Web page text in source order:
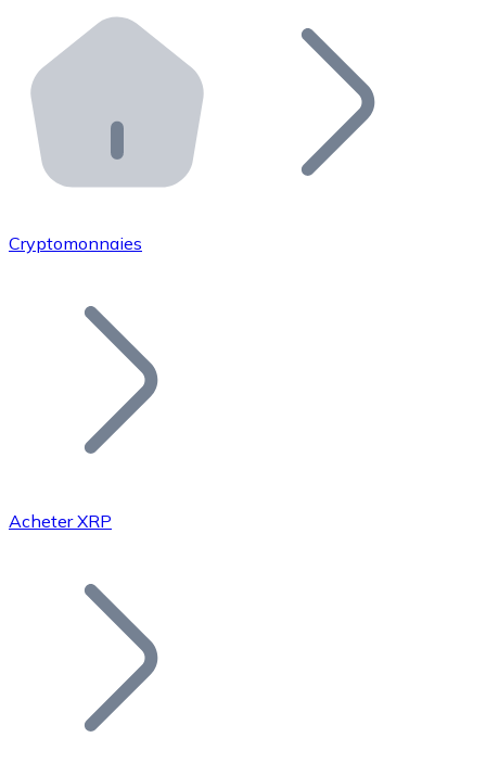
Distributeurs automatiques Bitnovo
Intégrez un ATM Bitnovo dans votre entreprise et
API Bitnovo
Intégrez notre API dans votre écosystème.
Rejoignez notre réseau de distributeurs et
Ajoutez le token de votre projet à notre service
Bitcoin
Cryptomonnaies
Acheter XRP